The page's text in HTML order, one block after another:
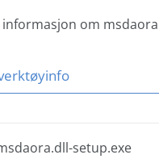
informasjon om
setup.exe